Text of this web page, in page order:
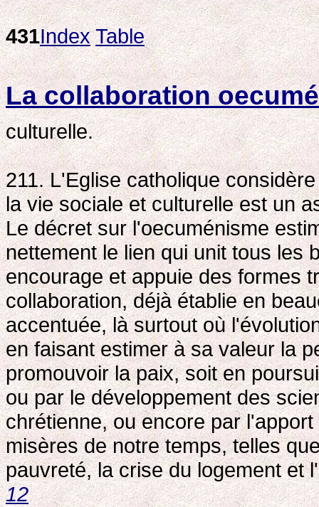
431Index Table
La collaboration
culturelle.
211. L'Eglise catholique
la vie sociale et culturelle est un
Le décret sur l'oecuménisme
nettement le lien qui unit tous les
encourage et appuie des formes
collaboration, déjà établie en
accentuée, là surtout où
en faisant estimer à sa valeur la
promouvoir la paix, soit en
ou par le développement des
chrétienne, ou encore par
misères de notre temps, telles
pauvreté, la crise du logement et
12